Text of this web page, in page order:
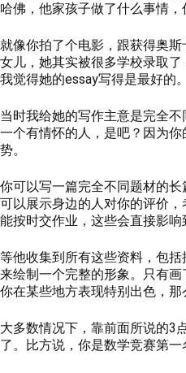
哈佛，他家孩子做了什么事情，
就像你拍了个电影，跟获得奥
女儿，她其实被很多学校录取
我觉得她的essay写得是最好的
当时我给她的写作主意是完全
一个有情怀的人，是吧？因为
势。
你可以写一篇完全不同题材的
可以展示身边的人对你的评价
能按时交作业，这些会直接影
等他收集到所有这些资料，包
来绘制一个完整的形象。只有
你在某些地方表现特别出色，那
大多数情况下，靠前面所说的3
了。比方说，你是数学竞赛第